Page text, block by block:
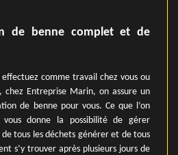
de benne complet et de
comme travail chez vous ou
Entreprise Marin, on assure un
de benne pour vous. Ce que l’on
donne la possibilité de gérer
tous les déchets générer et de tous
s’y trouver après plusieurs jours de